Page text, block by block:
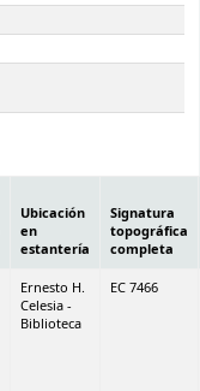
Ubicación
en
estantería
Signatura
topográfica
completa
Ernesto H.
Celesia -
Biblioteca
EC 7466